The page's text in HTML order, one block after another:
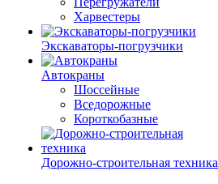
Харвестеры
Экскаваторы-погрузчики
Автокраны
Шоссейные
Вседорожные
Короткобазные
Дорожно-строительная техника